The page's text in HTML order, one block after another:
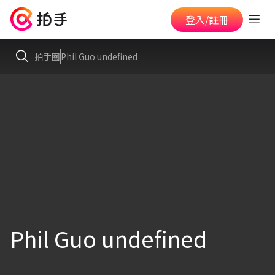
登入/註冊
拍手圈Phil Guo undefined
Phil Guo undefined